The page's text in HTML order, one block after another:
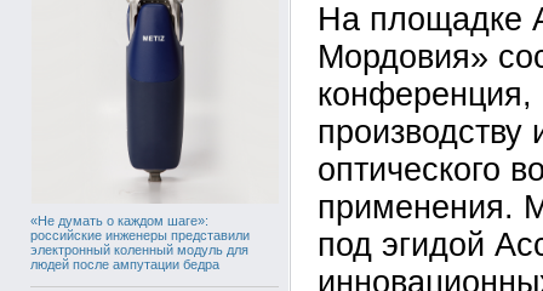
«Не думать о каждом шаге»:
российские инженеры представили
электронный коленный модуль для
людей после ампутации бедра
На площадке
Мордовия»
производству
оптического
применения.
под эгидой